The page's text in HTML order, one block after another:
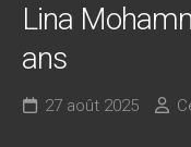
Lina
ans
27 août 2025